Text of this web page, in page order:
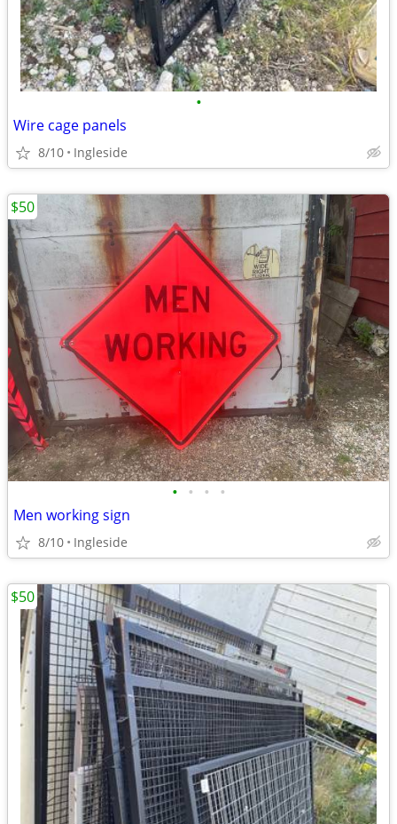
•
Wire cage panels
8/10 Ingleside
• • • •
Men working sign
8/10 Ingleside
$50
$50